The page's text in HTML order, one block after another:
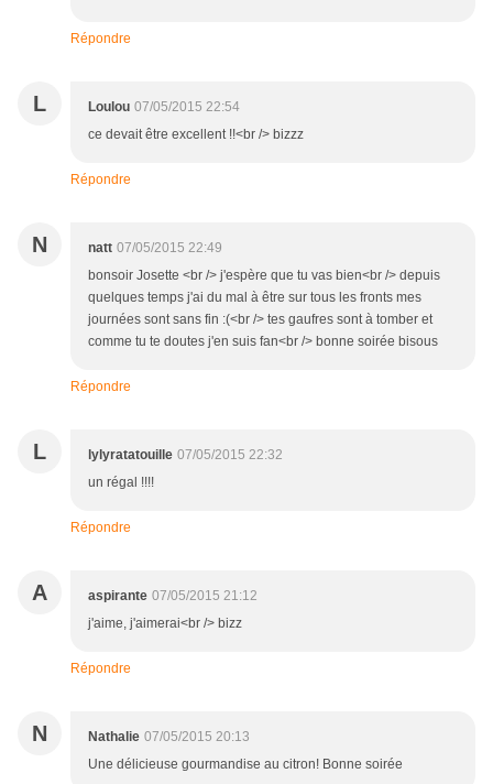
Répondre
L Loulou 07/05/2015 22:54
ce devait être excellent !!<br /> bizzz
Répondre
N natt 07/05/2015 22:49
bonsoir Josette <br /> j'espère que tu vas bien<br /> depuis
quelques temps j'ai du mal à être sur tous les fronts mes
journées sont sans fin :(<br /> tes gaufres sont à tomber et
comme tu te doutes j'en suis fan<br /> bonne soirée bisous
Répondre
L lylyratatouille 07/05/2015 22:32
un régal !!!!
Répondre
A aspirante 07/05/2015 21:12
j'aime, j'aimerai<br /> bizz
Répondre
N Nathalie 07/05/2015 20:13
Une délicieuse gourmandise au citron! Bonne soirée